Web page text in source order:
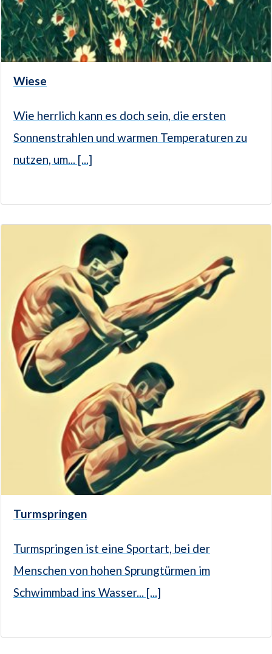
Wiese
Wie herrlich kann es doch sein, die ersten
Sonnenstrahlen und warmen Temperaturen zu
nutzen, um... [...]
Turmspringen
Turmspringen ist eine Sportart, bei der
Menschen von hohen Sprungtürmen im
Schwimmbad ins Wasser... [...]